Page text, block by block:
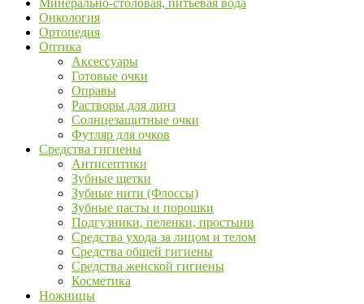
Минерально-столовая, питьевая вода
Онкология
Ортопедия
Оптика
Аксессуары
Готовые очки
Оправы
Растворы для линз
Солнцезащитные очки
Футляр для очков
Средства гигиены
Антисептики
Зубные щетки
Зубные нити (Флоссы)
Зубные пасты и порошки
Подгузники, пеленки, простыни
Средства ухода за лицом и телом
Средства общей гигиены
Средства женской гигиены
Косметика
Ножницы